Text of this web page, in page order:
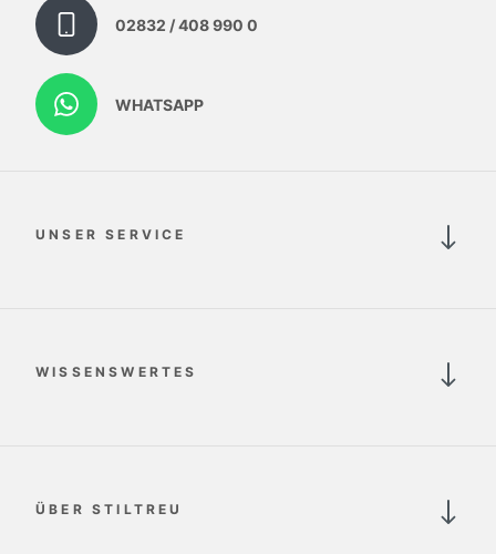
02832 / 408 990 0
WHATSAPP
UNSER SERVICE
WISSENSWERTES
ÜBER STILTREU